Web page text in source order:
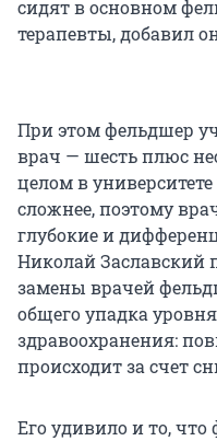
сидят в основном
терапевты, добавил
При этом фельдшер
врач — шесть плюс
целом в
сложнее, поэтому
глубокие и
Николай Заславский
замены врачей
общего упадка
здравоохранения:
происходит за счет
Его удивило и то,